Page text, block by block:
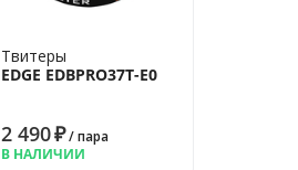
Твитеры
EDGE EDBPRO37T-E0
2 490₽/ пара
В НАЛИЧИИ